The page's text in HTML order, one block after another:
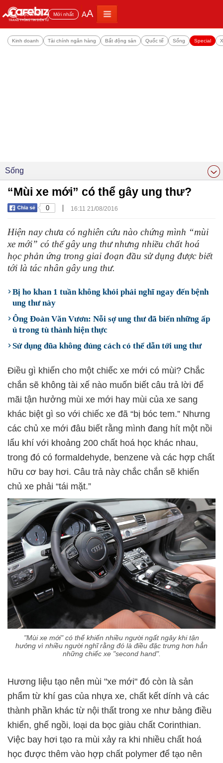
Đọc nhiều Mới nhất AA
Kinh doanh Tài chính ngân hàng Bất động sản Quốc tế Sống Special
Sống
“Mùi xe mới” có thể gây ung thư?
0 | 16:11 21/08/2016
Hiện nay chưa có nghiên cứu nào chứng mình “mùi
xe mới” có thể gây ung thư nhưng nhiều chất hoá
học phản ứng trong giai đoạn đầu sử dụng được biết
tới là tác nhân gây ung thư.
Bị ho khan 1 tuần không khỏi phải nghĩ ngay đến bệnh
ung thư này
Ông Đoàn Văn Vươn: Nỗi sợ ung thư đã biến những ấp
ủ trong tù thành hiện thực
Sử dụng đũa không đúng cách có thể dẫn tới ung thư
Điều gì khiến cho một chiếc xe mới có mùi? Chắc
chắn sẽ không tài xế nào muốn biết câu trả lời để
mãi tận hưởng mùi xe mới hay mùi của xe sang
khác biệt gì so với chiếc xe đã “bị bóc tem.” Nhưng
các chủ xe mới đâu biết rằng mình đang hít một nồi
lẩu khí với khoảng 200 chất hoá học khác nhau,
trong đó có formaldehyde, benzene và các hợp chất
hữu cơ bay hơi. Câu trả này chắc chắn sẽ khiến
chủ xe phải “tái mặt.”
"Mùi xe mới" có thể khiến nhiều người ngất ngây khi tận
hưởng vì nhiều người nghĩ rằng đó là điều đặc trưng hơn hẳn
những chiếc xe "second hand".
Hương liệu tạo nên mùi "xe mới" đó còn là sản
phẩm từ khí gas của nhựa xe, chất kết dính và các
thành phần khác từ nội thất trong xe như bảng điều
khiển, ghế ngồi, loại da bọc giàu chất Corinthian.
Việc bay hơi tạo ra mùi xảy ra khi nhiều chất hoá
học được thêm vào hợp chất polymer để tạo nên